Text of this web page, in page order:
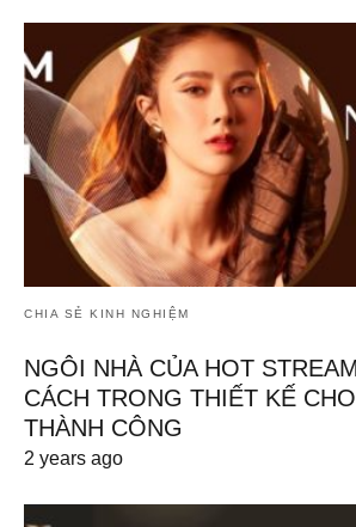
CHIA SẺ KINH NGHIỆM
NGÔI NHÀ CỦA HOT
CÁCH TRONG THIẾT KẾ
THÀNH CÔNG
2 years ago